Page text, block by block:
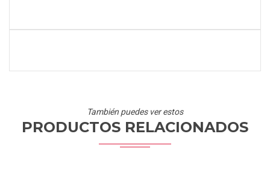
También puedes ver estos
PRODUCTOS RELACIONADOS